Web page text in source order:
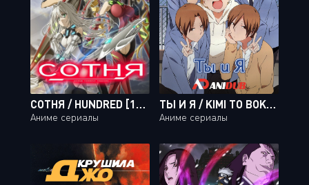
СОТНЯ / HUNDRED [12 ИЗ 12]
Аниме сериалы
ТЫ И Я / KIMI TO BOKU [TV-1 + TV-2] [26 ИЗ 26]
Аниме сериалы